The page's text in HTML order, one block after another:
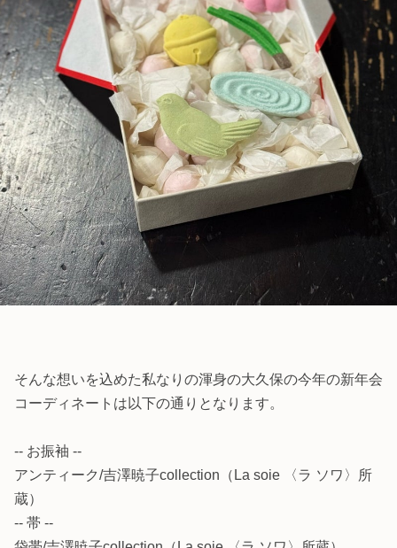
そんな想いを込めた私なりの渾身の大久保の今年の新年会
コーディネートは以下の通りとなります。
-- お振袖 --
アンティーク/吉澤暁子collection（La soie 〈ラ ソワ〉所
蔵）
-- 帯 --